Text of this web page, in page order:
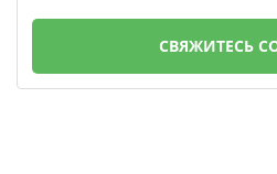
СВЯЖИТЕСЬ